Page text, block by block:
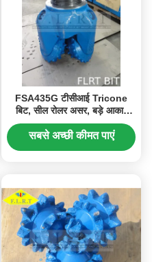
FSA435G टीसीआई Tricone
बिट, सील रोलर असर, बड़े आकार
रोलर कोन सा, उथला तेल अच्छी तरह
से ड्रिलिंग
सबसे अच्छी कीमत पाएं